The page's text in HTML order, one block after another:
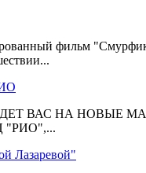
фильм
ЖДЕТ ВАС НА НОВЫЕ
"РИО",...
Лазаревой"